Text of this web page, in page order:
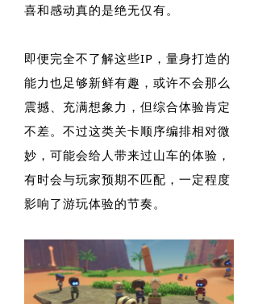
喜和感动真的是绝无仅有。
即便完全不了解这些IP，量身打造的
能力也足够新鲜有趣，或许不会那么
震撼、充满想象力，但综合体验肯定
不差。不过这类关卡顺序编排相对微
妙，可能会给人带来过山车的体验，
有时会与玩家预期不匹配，一定程度
影响了游玩体验的节奏。